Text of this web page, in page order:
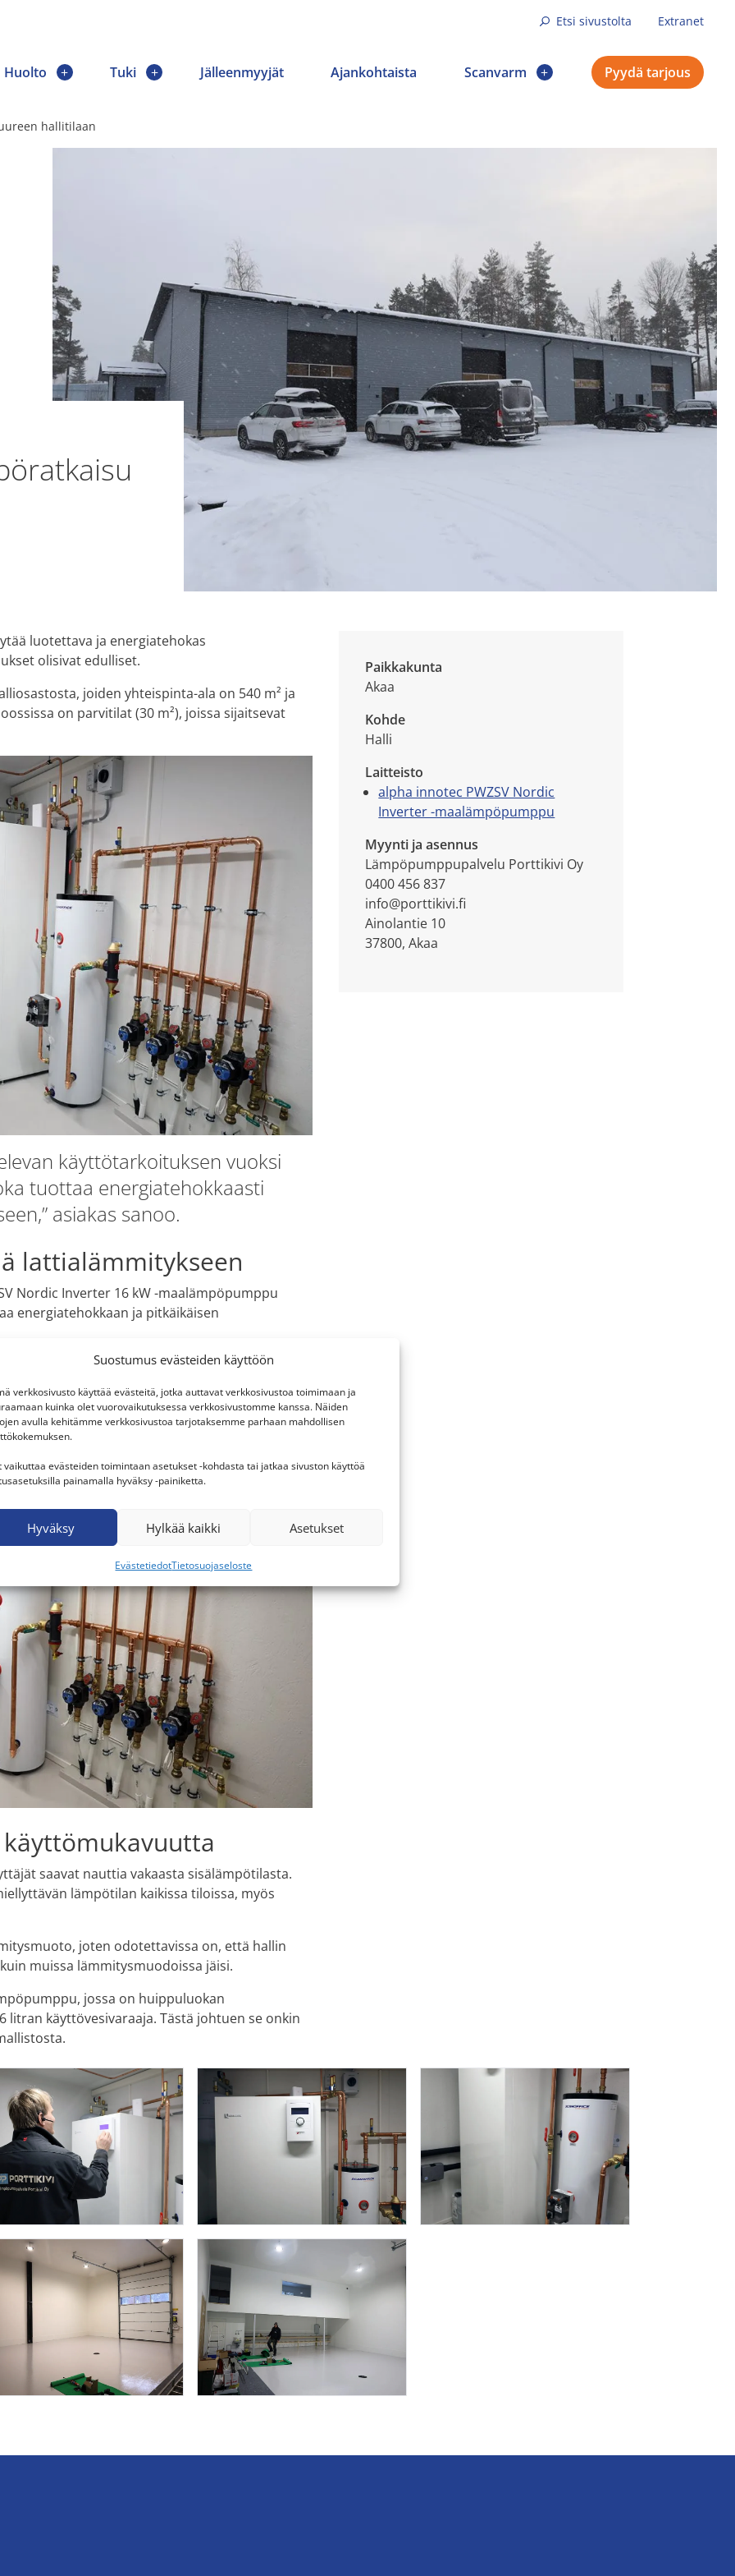
Suostumus evästeiden käyttöön
verkkosivusto käyttää evästeitä, jotka auttavat verkkosivustoa toimimaan ja
kuinka olet vuorovaikutuksessa verkkosivustomme kanssa. Näiden
avulla kehitämme verkkosivustoa tarjotaksemme parhaan mahdollisen
vaikuttaa evästeiden toimintaan asetukset -kohdasta tai jatkaa sivuston käyttöä
painamalla hyväksy -painiketta.
Hyväksy Hylkää kaikki Asetukset
EvästetiedotTietosuojaseloste
Etsi sivustolta Extranet
Huolto Tuki Jälleenmyyjät Ajankohtaista Scanvarm Pyydä tarjous
hallitilaan
luotettava ja energiatehokas
olisivat edulliset.
joiden yhteispinta-ala on 540 m² ja
on parvitilat (30 m²), joissa sijaitsevat
käyttötarkoituksen vuoksi
tuottaa energiatehokkaasti
asiakas sanoo.
lattialämmitykseen
Nordic Inverter 16 kW -maalämpöpumppu
energiatehokkaan ja pitkäikäisen
jotta tarpeen vaatiessa kohteessa olisi
toimii vesikiertoinen lattialämmitys, joka takaa
saavat nauttia vakaasta sisälämpötilasta.
lämpötilan kaikissa tiloissa, myös
joten odotettavissa on, että hallin
muissa lämmitysmuodoissa jäisi.
jossa on huippuluokan
litran käyttövesivaraaja. Tästä johtuen se onkin
Paikkakunta
Akaa
Kohde
Halli
Laitteisto
alpha innotec PWZSV Nordic
Inverter -maalämpöpumppu
Myynti ja asennus
Lämpöpumppupalvelu Porttikivi Oy
0400 456 837
info@porttikivi.fi
Ainolantie 10
37800, Akaa